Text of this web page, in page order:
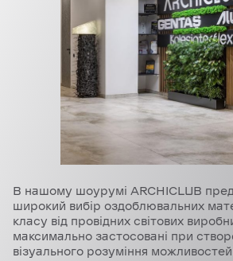
В нашому шоурумі ARCHICLUB
широкий вибір оздоблювальних
класу від провідних світових
максимально застосовані при
візуального розуміння